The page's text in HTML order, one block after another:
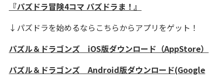
『パズドラ冒険4コマ パズドラま！』
↓パズドラを始めるならこちらからアプリをゲット！
パズル＆ドラゴンズ iOS版ダウンロード（AppStore）
パズル＆ドラゴンズ Android版ダウンロード(Google